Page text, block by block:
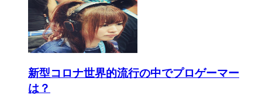
新型コロナ世界的流行の中でプロゲーマー
は？